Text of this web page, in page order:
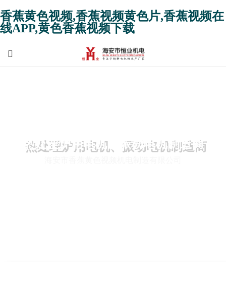
香蕉黄色视频,香蕉视频黄色片,香蕉视频在
线APP,黄色香蕉视频下载
热处理炉用电机、振动电机制造商